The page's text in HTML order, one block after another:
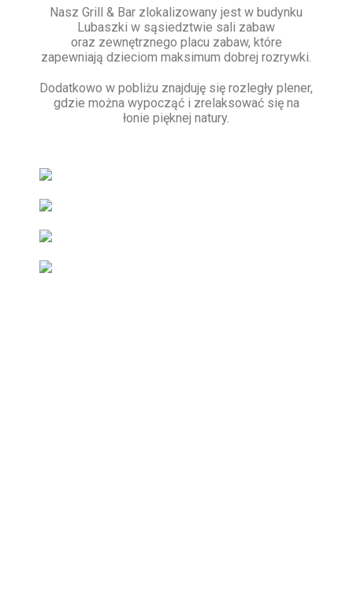
Nasz Grill & Bar zlokalizowany jest w budynku
Lubaszki w sąsiedztwie sali zabaw
oraz zewnętrznego placu zabaw, które
zapewniają dzieciom maksimum dobrej rozrywki.
Dodatkowo w pobliżu znajduję się rozległy plener,
gdzie można wypocząć i zrelaksować się na
łonie pięknej natury.